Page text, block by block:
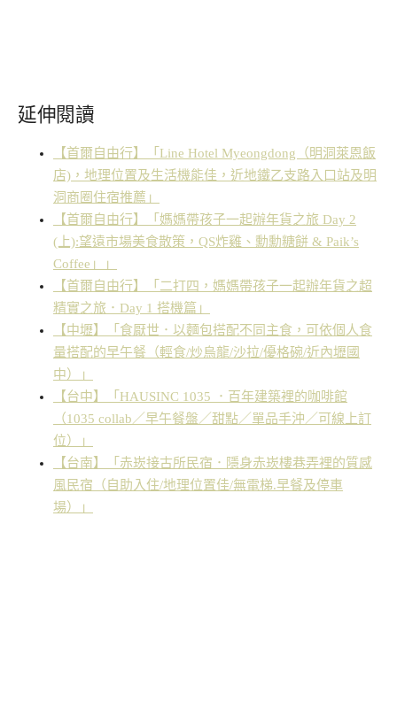
延伸閱讀
【首爾自由行】「Line Hotel Myeongdong（明洞萊恩飯
店)，地理位置及生活機能佳，近地鐵乙支路入口站及明
洞商圈住宿推薦」
【首爾自由行】「媽媽帶孩子一起辦年貨之旅 Day 2
(上):望遠市場美食散策，QS炸雞、勳勳糖餅 & Paik’s
Coffee」」
【首爾自由行】「二打四，媽媽帶孩子一起辦年貨之超
精實之旅．Day 1 搭機篇」
【中壢】「食厭世．以麵包搭配不同主食，可依個人食
量搭配的早午餐（輕食/炒烏龍/沙拉/優格碗/近內壢國
中）」
【台中】「HAUSINC 1035 ．百年建築裡的咖啡館
（1035 collab／早午餐盤／甜點／單品手沖／可線上訂
位）」
【台南】「赤崁接古所民宿．隱身赤崁樓巷弄裡的質感
風民宿（自助入住/地理位置佳/無電梯.早餐及停車
場）」